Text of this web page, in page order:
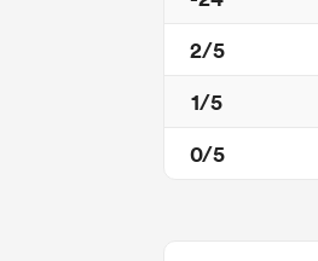
2/5
1/5
0/5